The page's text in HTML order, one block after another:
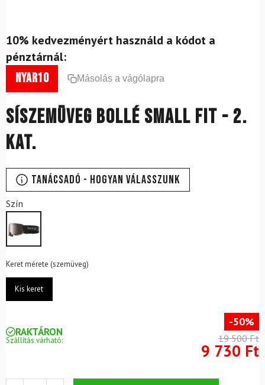
10% kedvezményért használd a kódot a
pénztárnál:
nyar10 Másolás a vágólapra
Síszemüveg BOLLÉ Small Fit - 2.
kat.
Tanácsadó - Hogyan válasszunk
Szín
Keret mérete (szemüveg)
Kis keret
RAKTÁRON
Szállítás várható:
-50%
19 500 Ft
9 730 Ft